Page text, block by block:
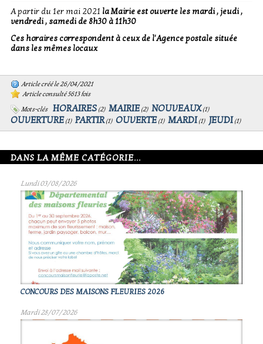
A partir du 1er mai 2021 la Mairie est ouverte les mardi , jeudi ,
vendredi , samedi de 8h30 à 11h30
Ces horaires correspondent à ceux de l'Agence postale située
dans les mêmes locaux
Article créé le 26/04/2021
Article consulté 5613 fois
Mots-clés
HORAIRES (2) MAIRIE (2) NOUVEAUX(1)
OUVERTURE (1) PARTIR(1) OUVERTE (1) MARDI (1) JEUDI (1)
DANS LA MÊME CATÉGORIE...
Lundi 03/08/2026
CONCOURS DES MAISONS FLEURIES 2026
Mardi 28/07/2026